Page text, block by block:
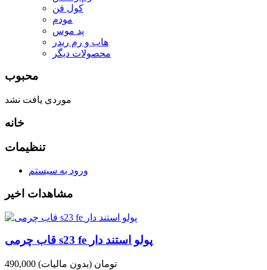
کول فن
مودم
پد موس
هاب و رم ریدر
محصولات دیگر
محبوب
موردی یافت نشد
خانه
تنظیمات
ورود به سیستم
مشاهدات اخیر
قاب چرمی s23 fe پولو استند دار
490,000 تومان (بدون مالیات)